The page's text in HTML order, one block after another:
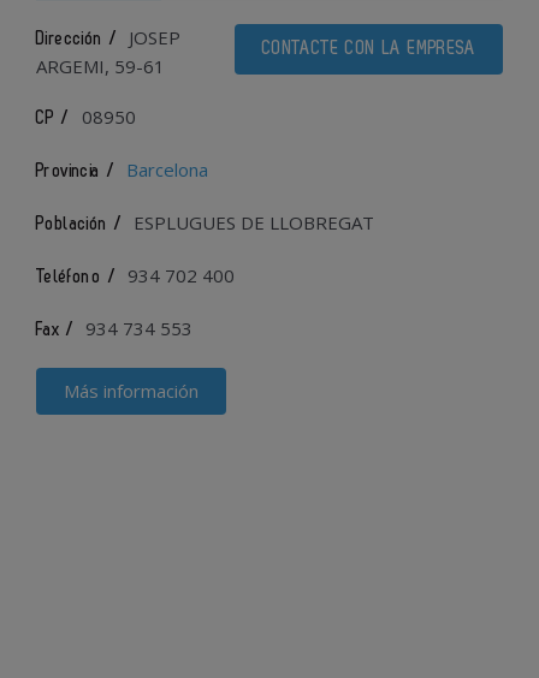
CONTACTE CON LA EMPRESA
Dirección /
JOSEP
ARGEMI, 59-61
CP / 08950
Provincia / Barcelona
Población / ESPLUGUES DE LLOBREGAT
Teléfono / 934 702 400
Fax / 934 734 553
Más información